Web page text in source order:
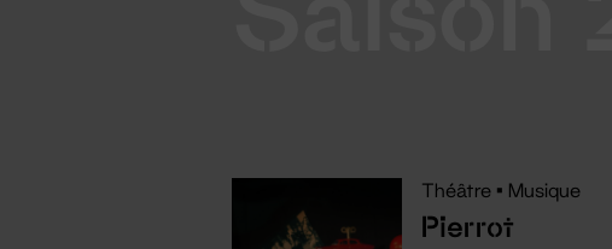
Théâtre • Musique
Pierrot